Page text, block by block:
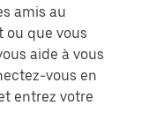
amis au
ou que vous
aide à vous
vous en
entrez votre